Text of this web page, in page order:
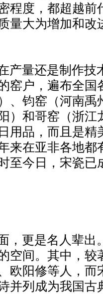
程度，都超越前
量大为增加和
产量还是制作技
窑户，遍布全国
、钧窑（河南禹
）和哥窑（浙江
用品，而且是精
来在亚非各地都
至今日，宋瓷
，更是名人辈出
空间。其中，较
欧阳修等人，而
并列成为我国古